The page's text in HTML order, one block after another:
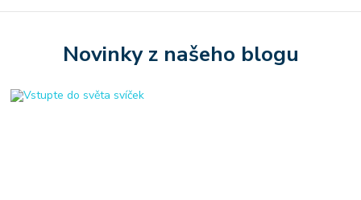
Novinky z našeho blogu